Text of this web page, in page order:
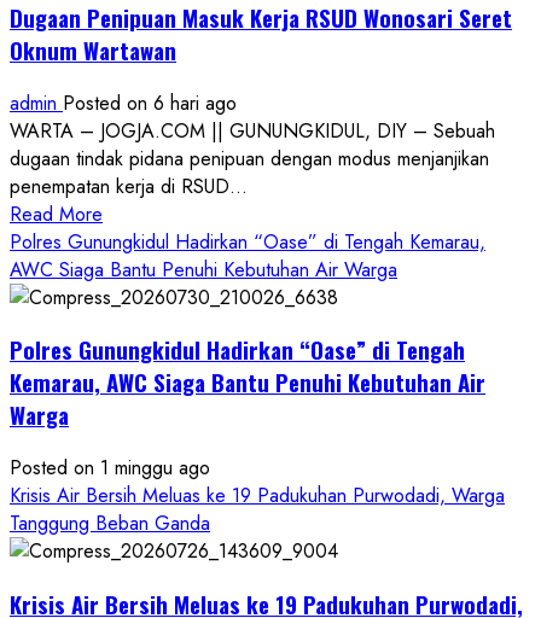
Dugaan Penipuan Masuk Kerja RSUD Wonosari Seret
Oknum Wartawan
admin Posted on 6 hari ago
WARTA – JOGJA.COM || GUNUNGKIDUL, DIY – Sebuah
dugaan tindak pidana penipuan dengan modus menjanjikan
penempatan kerja di RSUD...
Read More
more
about
Dugaan
Masuk
Kerja
Seret
Oknum
Wartawan
Polres Gunungkidul Hadirkan “Oase” di Tengah Kemarau,
AWC Siaga Bantu Penuhi Kebutuhan Air Warga
Polres Gunungkidul Hadirkan “Oase” di Tengah
Kemarau, AWC Siaga Bantu Penuhi Kebutuhan Air
Warga
Posted on 1 minggu ago
Krisis Air Bersih Meluas ke 19 Padukuhan Purwodadi, Warga
Tanggung Beban Ganda
Krisis Air Bersih Meluas ke 19 Padukuhan Purwodadi,